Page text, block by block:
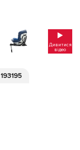
Дивитися
відео
193195